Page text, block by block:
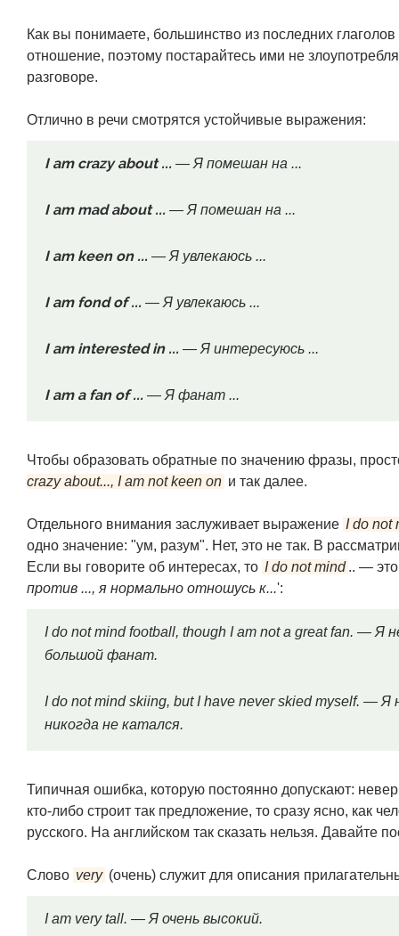
Как вы понимаете, большинство из последних
отношение, поэтому постарайтесь ими не
разговоре.
Отлично в речи смотрятся устойчивые выражения:
I am crazy about ... — Я помешан на ...
I am mad about ... — Я помешан на ...
I am keen on ... — Я увлекаюсь ...
I am fond of ... — Я увлекаюсь ...
I am interested in ... — Я интересуюсь ...
I am a fan of ... — Я фанат ...
Чтобы образовать обратные по значению фразы,
crazy about..., I am not keen on и так далее.
Отдельного внимания заслуживает выражение I do not
одно значение: "ум, разум". Нет, это не так. В
Если вы говорите об интересах, то I do not mind .. — это
против ..., я нормально отношусь к...':
I do not mind football, though I am not a great fan. —
большой фанат.
I do not mind skiing, but I have never skied myself. —
никогда не катался.
Типичная ошибка, которую постоянно допускают:
кто-либо строит так предложение, то сразу ясно, как
русского. На английском так сказать нельзя. Давайте
Слово very (очень) служит для описания
I am very tall. — Я очень высокий.